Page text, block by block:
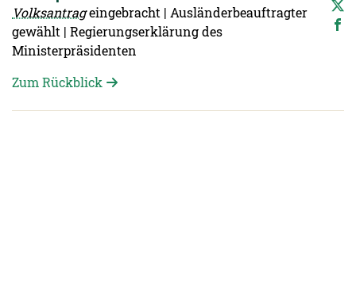
Volksantrageingebracht | Ausländerbeauftragter
gewählt | Regierungserklärung des
Ministerpräsidenten
Zum Rückblick